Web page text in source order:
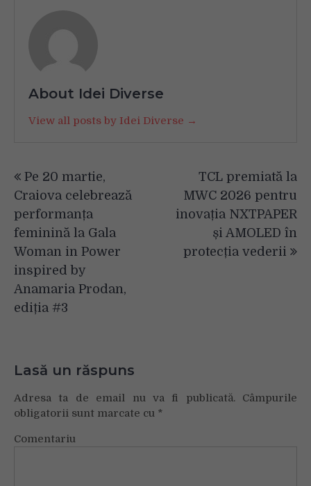
About Idei Diverse
View all posts by Idei Diverse →
în
articole
Pe 20 martie,
Craiova celebrează
performanța
feminină la Gala
Woman in Power
inspired by
Anamaria Prodan,
ediția #3
TCL premiată la
MWC 2026 pentru
inovația NXTPAPER
și AMOLED în
protecția vederii
Lasă un răspuns
Adresa ta de email nu va fi publicată.Câmpurile
obligatorii sunt marcate cu *
Comentariu